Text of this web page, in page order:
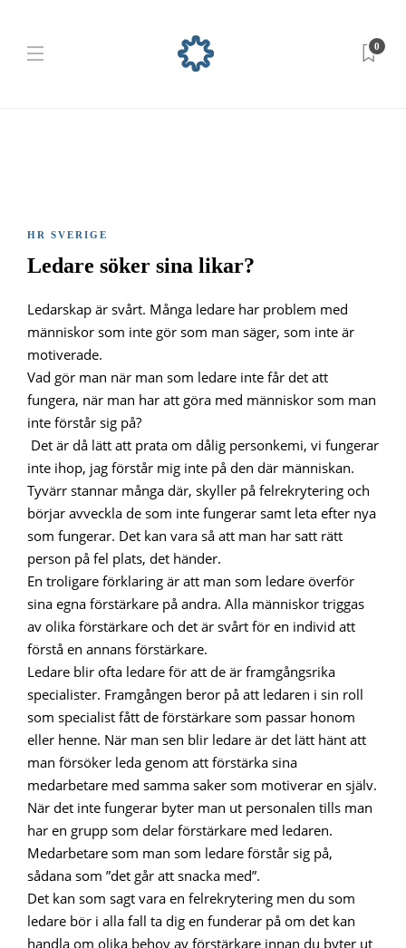
0
HR SVERIGE
Ledare söker sina likar?
Ledarskap är svårt. Många ledare har problem med
människor som inte gör som man säger, som inte är
motiverade.
Vad gör man när man som ledare inte får det att
fungera, när man har att göra med människor som man
inte förstår sig på?
Det är då lätt att prata om dålig personkemi, vi fungerar
inte ihop, jag förstår mig inte på den där människan.
Tyvärr stannar många där, skyller på felrekrytering och
börjar avveckla de som inte fungerar samt leta efter nya
som fungerar. Det kan vara så att man har satt rätt
person på fel plats, det händer.
En troligare förklaring är att man som ledare överför
sina egna förstärkare på andra. Alla människor triggas
av olika förstärkare och det är svårt för en individ att
förstå en annans förstärkare.
Ledare blir ofta ledare för att de är framgångsrika
specialister. Framgången beror på att ledaren i sin roll
som specialist fått de förstärkare som passar honom
eller henne. När man sen blir ledare är det lätt hänt att
man försöker leda genom att förstärka sina
medarbetare med samma saker som motiverar en själv.
När det inte fungerar byter man ut personalen tills man
har en grupp som delar förstärkare med ledaren.
Medarbetare som man som ledare förstår sig på,
sådana som ”det går att snacka med”.
Det kan som sagt vara en felrekrytering men du som
ledare bör i alla fall ta dig en funderar på om det kan
handla om olika behov av förstärkare innan du byter ut